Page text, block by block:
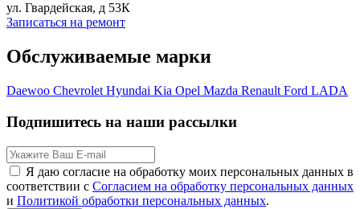
ул. Гвардейская, д 53К
Записаться на ремонт
Обслуживаемые марки
Daewoo Chevrolet Hyundai Kia Opel Mazda Renault Ford LADA
Подпишитесь на наши рассылки
Я даю согласие на обработку моих персональных данных в
соответствии с Согласием на обработку персональных данных
и Политикой обработки персональных данных.